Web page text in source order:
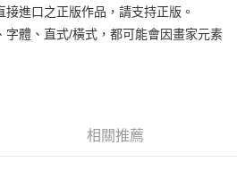
進口之正版作品，請支持正版。
字體、直式/橫式，都可能會因畫家元素
相關推薦